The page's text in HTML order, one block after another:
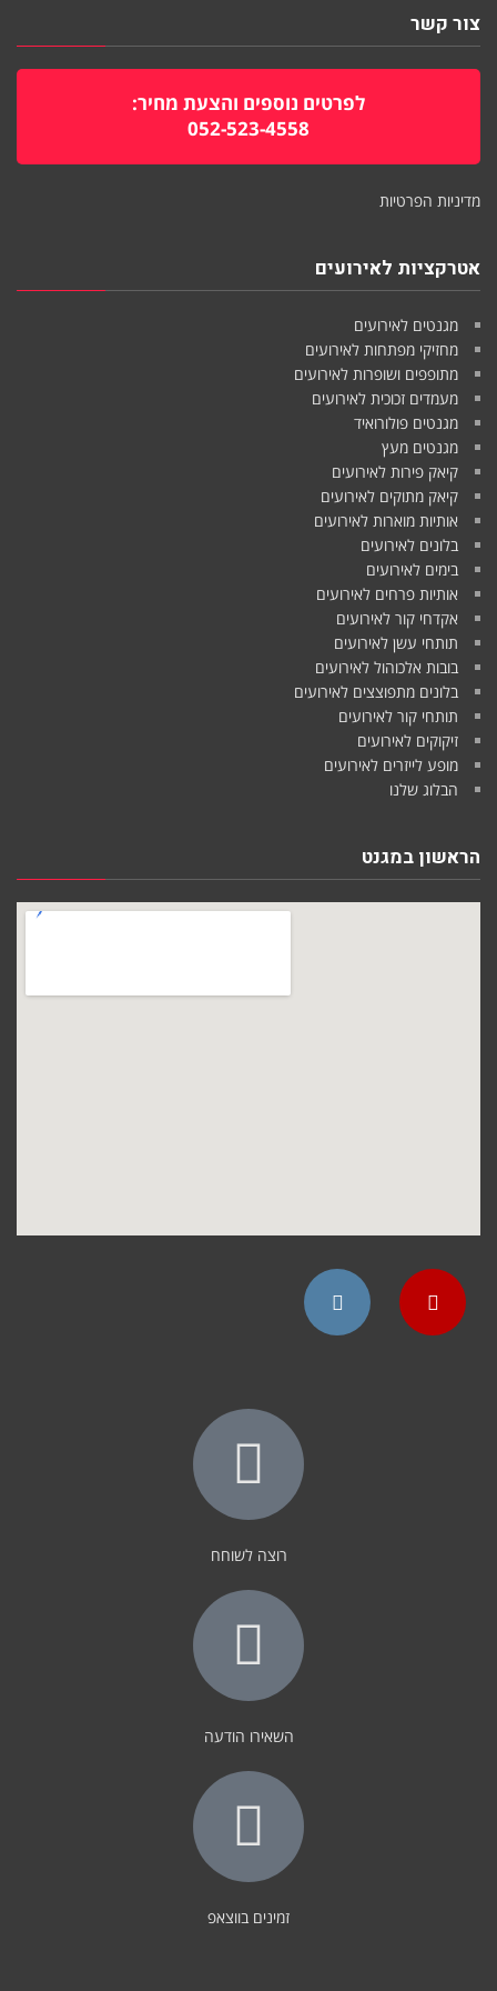
צור קשר
לפרטים נוספים והצעת מחיר:
052-523-4558
מדיניות הפרטיות
אטרקציות לאירועים
מגנטים לאירועים
מחזיקי מפתחות לאירועים
מתופפים ושופרות לאירועים
מעמדים זכוכית לאירועים
מגנטים פולורואיד
מגנטים מעץ
קיאק פירות לאירועים
קיאק מתוקים לאירועים
אותיות מוארות לאירועים
בלונים לאירועים
בימים לאירועים
אותיות פרחים לאירועים
אקדחי קור לאירועים
תותחי עשן לאירועים
בובות אלכוהול לאירועים
בלונים מתפוצצים לאירועים
תותחי קור לאירועים
זיקוקים לאירועים
מופע לייזרים לאירועים
הבלוג שלנו
הראשון במגנט
רוצה לשוחח
השאירו הודעה
זמינים בווצאפ